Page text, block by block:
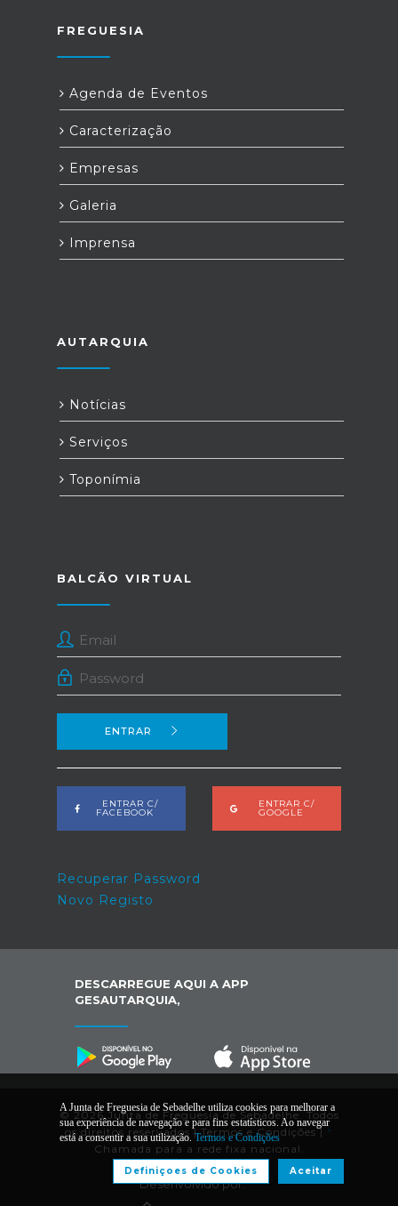
FREGUESIA
Agenda de Eventos
Caracterização
Empresas
Galeria
Imprensa
AUTARQUIA
Notícias
Serviços
Toponímia
BALCÃO VIRTUAL
ENTRAR
ENTRAR C/
FACEBOOK
ENTRAR C/
GOOGLE
Recuperar Password
Novo Registo
DESCARREGUE AQUI A APP
GESAUTARQUIA,
© 2026 Junta de Freguesia de Sebadelhe. Todos
os direitos reservados |Termos e Condições| *
Chamada para a rede fixa nacional.
Desenvolvido por:
A Junta de Freguesia de Sebadelhe utiliza cookies para melhorar a
sua experiência de navegação e para fins estatísticos. Ao navegar
está a consentir a sua utilização. Termos e Condições
Aceitar
Definiçoes de Cookies